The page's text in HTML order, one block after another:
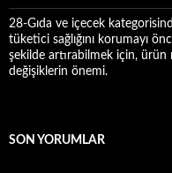
28-Gıda ve içecek
tüketici sağlığını korumayı
şekilde artırabilmek için, ürün
değişiklerin önemi.
SON YORUMLAR